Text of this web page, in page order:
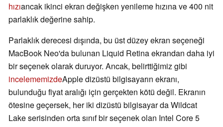
hızıancak ikinci ekran değişken yenileme hızına ve 400 nit
parlaklık değerine sahip.
Parlaklık derecesi dışında, bu üst düzey ekran seçeneği
MacBook Neo'da bulunan Liquid Retina ekrandan daha iyi
bir seçenek olarak duruyor. Ancak, belirttiğimiz gibi
incelememizdeApple dizüstü bilgisayarın ekranı,
bulunduğu fiyat aralığı için gerçekten kötü değil. Ekranın
ötesine geçersek, her iki dizüstü bilgisayar da Wildcat
Lake serisinden orta sınıf bir seçenek olan Intel Core 5